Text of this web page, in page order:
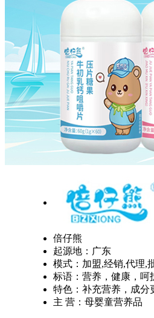
倍仔熊
起源地：广东
模式：加盟,经销,代理,
标语：营养，健康，呵
特色：补充营养，成分
主 营：母婴童营养品